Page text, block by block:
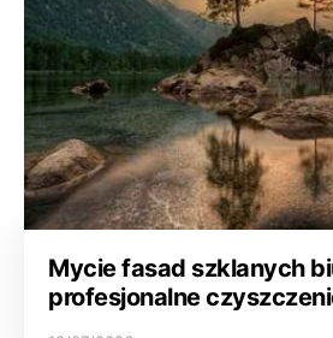
Mycie fasad szklanych
profesjonalne